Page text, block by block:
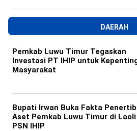
DAERAH
Pemkab Luwu Timur Tegaskan
Investasi PT IHIP untuk
Masyarakat
Bupati Irwan Buka Fakta
Aset Pemkab Luwu Timur di
PSN IHIP